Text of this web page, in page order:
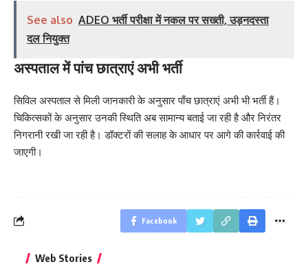
See also ADEO भर्ती परीक्षा में नकल पर सख्ती, उड़नदस्ता
दल नियुक्त
अस्पताल में पांच छात्राएं अभी भर्ती
सिविल अस्पताल से मिली जानकारी के अनुसार पाँच छात्राएं अभी भी भर्ती हैं।
चिकित्सकों के अनुसार उनकी स्थिति अब सामान्य बताई जा रही है और निरंतर
निगरानी रखी जा रही है। डॉक्टरों की सलाह के आधार पर आगे की कार्रवाई की
जाएगी।
Facebook
Web Stories
नीतीश कुमार का पहला